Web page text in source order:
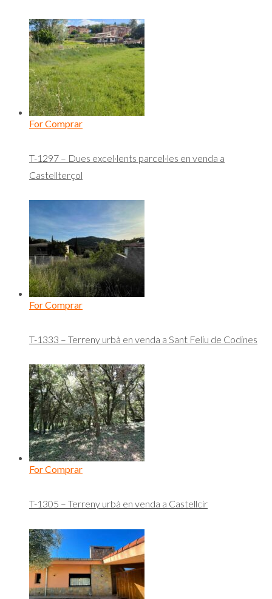
For Comprar
T-1297 – Dues excel·lents parcel·les en venda a
Castellterçol
For Comprar
T-1333 – Terreny urbà en venda a Sant Feliu de Codines
For Comprar
T-1305 – Terreny urbà en venda a Castellcir